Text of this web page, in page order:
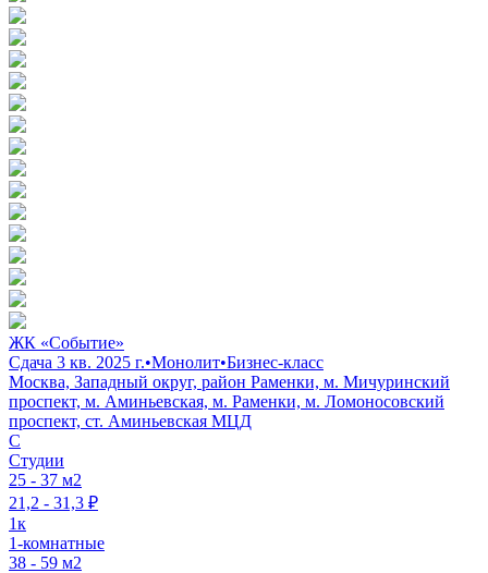
ЖК «Событие»
Сдача 3 кв. 2025 г.•Монолит•Бизнес-класс
Москва, Западный округ, район Раменки, м. Мичуринский
проспект, м. Аминьевская, м. Раменки, м. Ломоносовский
проспект, ст. Аминьевская МЦД
C
Студии
25 - 37 м2
21,2 - 31,3 ₽
1к
1-комнатные
38 - 59 м2